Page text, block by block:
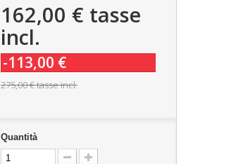
162,00 € tasse
incl.
-113,00 €
275,00 €tasse incl.
Quantità